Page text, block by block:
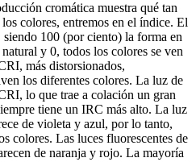
cromática muestra qué tan
colores, entremos en el índice. El
siendo 100 (por ciento) la forma en
y 0, todos los colores se ven
más distorsionados,
los diferentes colores. La luz de
lo que trae a colación un gran
tiene un IRC más alto. La luz
de violeta y azul, por lo tanto,
colores. Las luces fluorescentes de
de naranja y rojo. La mayoría